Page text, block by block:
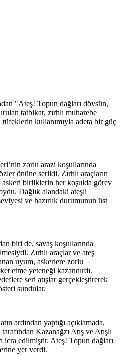
"Ateş! Topun dağları dövsün,
tatbikat, zırhlı muharebe
kullanımıyla adeta bir güç
zorlu arazi koşullarında
önüne serildi. Zırhlı araçların
askeri birliklerin her koşulda görev
Dağlık alandaki ateşli
ve hazırlık durumunun üst
biri de, savaş koşullarında
Zırhlı araçlar ve ateş
uyum, askerlere zorlu
etme yeteneği kazandırdı.
seri atışlar gerçekleştirerek
sundular.
ardından yaptığı açıklamada,
Kazanağzı Atış ve Atışlı
icra edilmiştir. Ateş! Topun dağları
yer verdi.